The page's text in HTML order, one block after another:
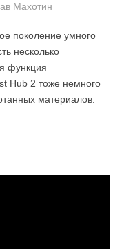
Махотин
поколение умного
несколько
функция
Hub 2 тоже немного
материалов.